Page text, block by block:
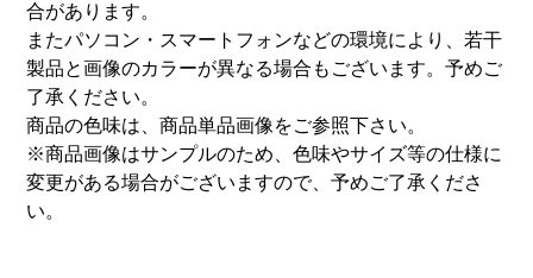
合があります。
またパソコン・スマートフォンなどの環境により、若干
製品と画像のカラーが異なる場合もございます。予めご
了承ください。
商品の色味は、商品単品画像をご参照下さい。
※商品画像はサンプルのため、色味やサイズ等の仕様に
変更がある場合がございますので、予めご了承くださ
い。